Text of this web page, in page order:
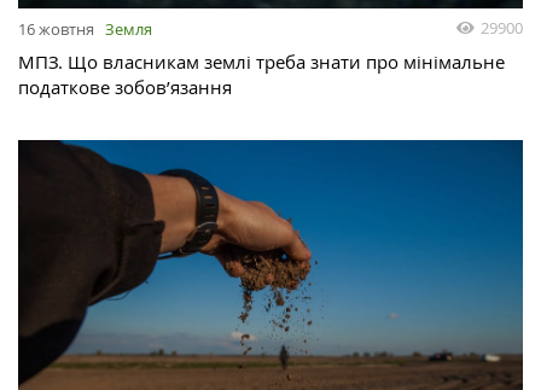
16 жовтня Земля 29900
МПЗ. Що власникам землі треба знати про мінімальне
податкове зобов’язання